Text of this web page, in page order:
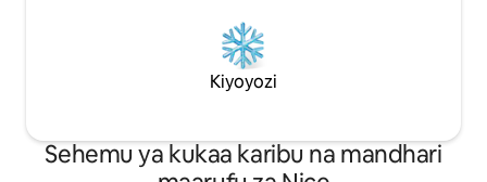
Kiyoyozi
Sehemu ya kukaa karibu na mandhari